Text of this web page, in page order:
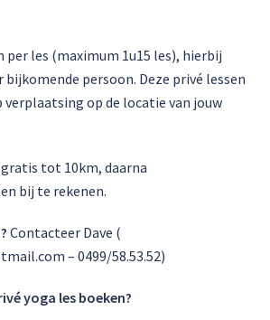
per les (maximum 1u15 les), hierbij
bijkomende persoon. Deze privé lessen
verplaatsing op de locatie van jouw
tot 10km, daarna
bij te rekenen.
Contacteer Dave (
– 0499/58.53.52)
yoga les boeken?